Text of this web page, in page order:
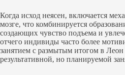
Когда исход неясен, включается
мозге, что комбинируется
создающих чувство подъема и
отчего индивиды часто более
занятием с размытым итогом в
результативной, но планируемой